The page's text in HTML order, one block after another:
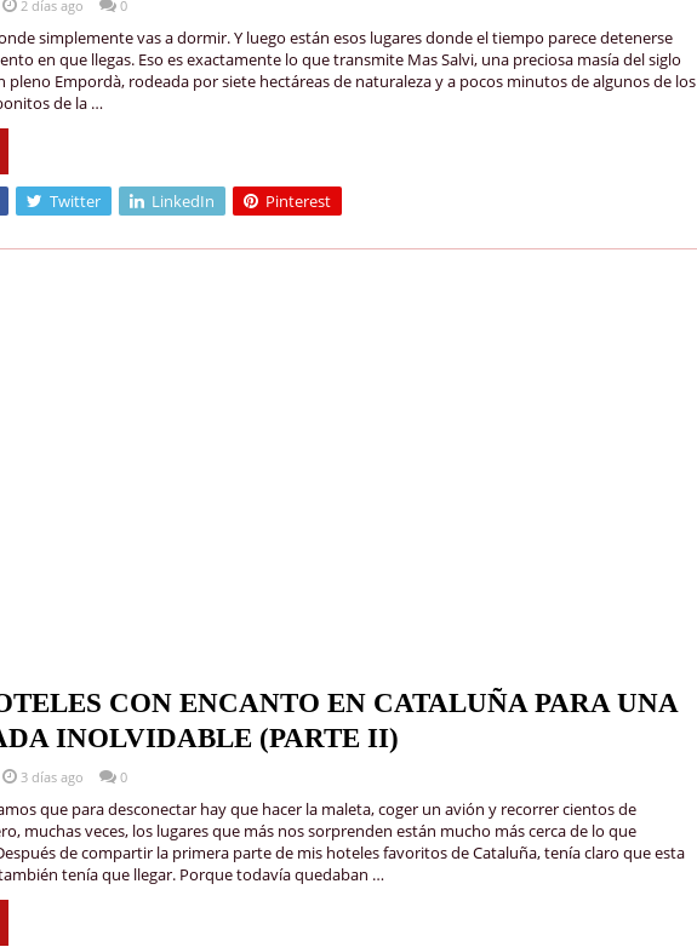
2 días ago 0
simplemente vas a dormir. Y luego están esos lugares donde el tiempo parece detenerse
en que llegas. Eso es exactamente lo que transmite Mas Salvi, una preciosa masía del siglo
pleno Empordà, rodeada por siete hectáreas de naturaleza y a pocos minutos de algunos de los
de la …
Twitter LinkedIn Pinterest
CON ENCANTO EN CATALUÑA PARA UNA
INOLVIDABLE (PARTE II)
3 días ago 0
que para desconectar hay que hacer la maleta, coger un avión y recorrer cientos de
muchas veces, los lugares que más nos sorprenden están mucho más cerca de lo que
de compartir la primera parte de mis hoteles favoritos de Cataluña, tenía claro que esta
tenía que llegar. Porque todavía quedaban …